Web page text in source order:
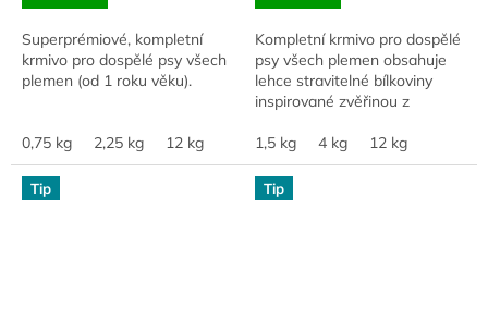
Superprémiové, kompletní
krmivo pro dospělé psy všech
plemen (od 1 roku věku).
0,75 kg 2,25 kg 12 kg
Kompletní krmivo pro dospělé
psy všech plemen obsahuje
lehce stravitelné bílkoviny
inspirované zvěřinou z
1,5 kg
4 kg 12 kg
Tip Tip